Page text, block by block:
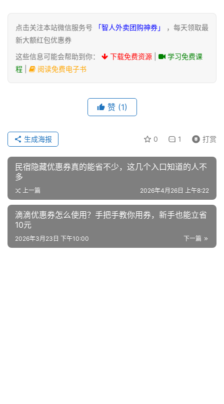
点击关注本站微信服务号 「智人外卖团购神券」
，每天领取最
新大额红包优惠券
这些信息可能会帮助到你：
下载免费资源
学习免费课
程
阅读免费电子书
赞 (1)
0 1 打赏
生成海报
民宿隐藏优惠券真的能省不少，这几个入口知道的人不
多
上一篇 2026年4月26日 上午8:22
滴滴优惠券怎么使用？手把手教你用券，新手也能立省
10元
下一篇
2026年3月23日 下午10:00